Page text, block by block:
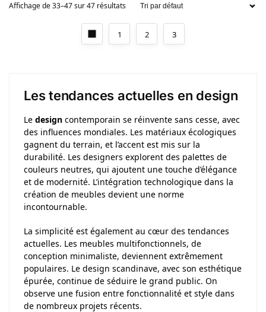
Affichage de 33–47 sur 47 résultats
1 2 3
Les tendances actuelles en design
Le design contemporain se réinvente sans cesse, avec
des influences mondiales. Les matériaux écologiques
gagnent du terrain, et l’accent est mis sur la
durabilité. Les designers explorent des palettes de
couleurs neutres, qui ajoutent une touche d’élégance
et de modernité. L’intégration technologique dans la
création de meubles devient une norme
incontournable.
La simplicité est également au cœur des tendances
actuelles. Les meubles multifonctionnels, de
conception minimaliste, deviennent extrêmement
populaires. Le design scandinave, avec son esthétique
épurée, continue de séduire le grand public. On
observe une fusion entre fonctionnalité et style dans
de nombreux projets récents.